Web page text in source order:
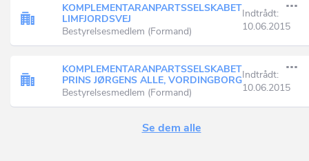
KOMPLEMENTARANPARTSSELSKABET
LIMFJORDSVEJ
Bestyrelsesmedlem (Formand)
Indtrådt:
10.06.2015
KOMPLEMENTARANPARTSSELSKABET
PRINS JØRGENS ALLE, VORDINGBORG
Bestyrelsesmedlem (Formand)
Indtrådt:
10.06.2015
Se dem alle